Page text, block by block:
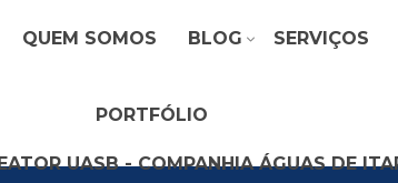
QUEM SOMOS BLOG SERVIÇOS
PORTFÓLIO
UASB - COMPANHIA ÁGUAS DE